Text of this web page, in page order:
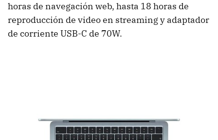
horas de navegación web, hasta 18 horas de
reproducción de video en streaming y adaptador
de corriente USB-C de 70W.